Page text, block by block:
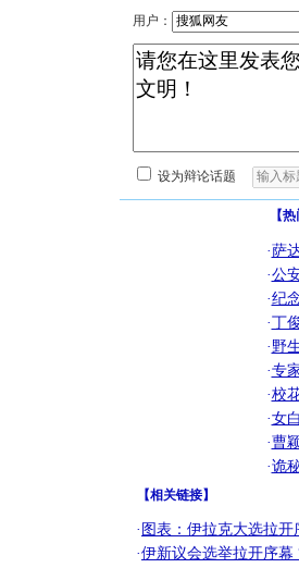
用户：
设为辩论话题
【
·萨
·公
·纪
·丁
·野
·专
·校
·女
·曹
·诡
【相关链接】
· 图表：伊拉克大选拉开
·伊新议会选举拉开序幕